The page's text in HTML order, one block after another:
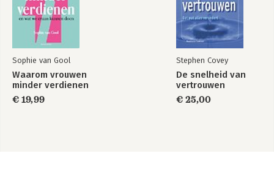
Sophie van Gool
Waarom vrouwen
minder verdienen
€ 19,99
Stephen Covey
De snelheid van
vertrouwen
€ 25,00